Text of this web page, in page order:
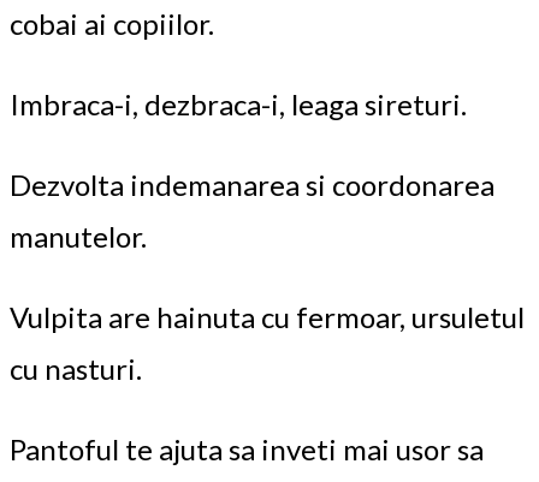
cobai ai copiilor.
Imbraca-i, dezbraca-i, leaga sireturi.
Dezvolta indemanarea si coordonarea
manutelor.
Vulpita are hainuta cu fermoar, ursuletul
cu nasturi.
Pantoful te ajuta sa inveti mai usor sa